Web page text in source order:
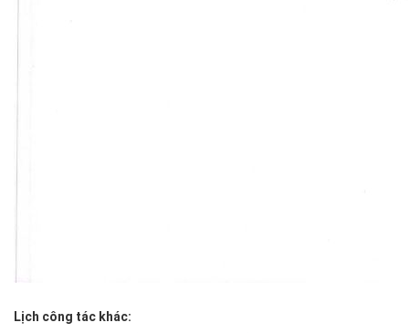
Lịch công tác khác: